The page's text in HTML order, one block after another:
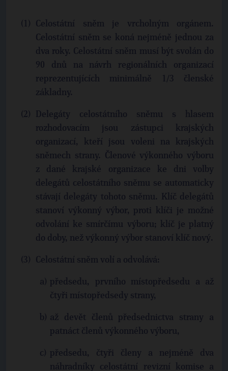
Celostátní sněm je vrcholným orgánem.
Celostátní sněm se koná nejméně jednou za
dva roky. Celostátní sněm musí být svolán do
90 dnů na návrh regionálních organizací
reprezentujících minimálně 1/3 členské
základny.
Delegáty celostátního sněmu s hlasem
rozhodovacím jsou zástupci krajských
organizací, kteří jsou voleni na krajských
sněmech strany. Členové výkonného výboru
z dané krajské organizace ke dni volby
delegátů celostátního sněmu se automaticky
stávají delegáty tohoto sněmu. Klíč delegátů
stanoví výkonný výbor, proti klíči je možné
odvolání ke smírčímu výboru; klíč je platný
do doby, než výkonný výbor stanoví klíč nový.
Celostátní sněm volí a odvolává:
předsedu, prvního místopředsedu a až
čtyři místopředsedy strany,
až devět členů předsednictva strany a
patnáct členů výkonného výboru,
předsedu, čtyři členy a nejméně dva
náhradníky celostátní revizní komise a